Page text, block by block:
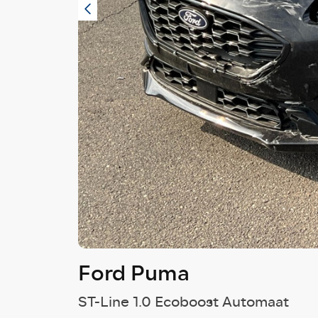
Ford Puma
ST-Line 1.0 Ecoboost Automaat